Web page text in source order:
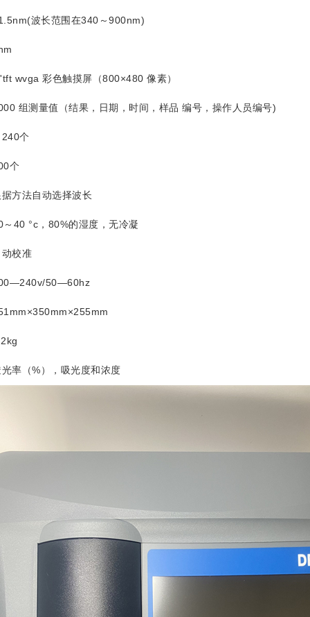
波长范围在340～900nm)
wvga 彩色触摸屏（800×480 像素）
组测量值（结果，日期，时间，样品 编号，操作人员编号)
个
个
方法自动选择波长
～40 °c，80%的湿度，无冷凝
校准
50—60hz
率（%），吸光度和浓度